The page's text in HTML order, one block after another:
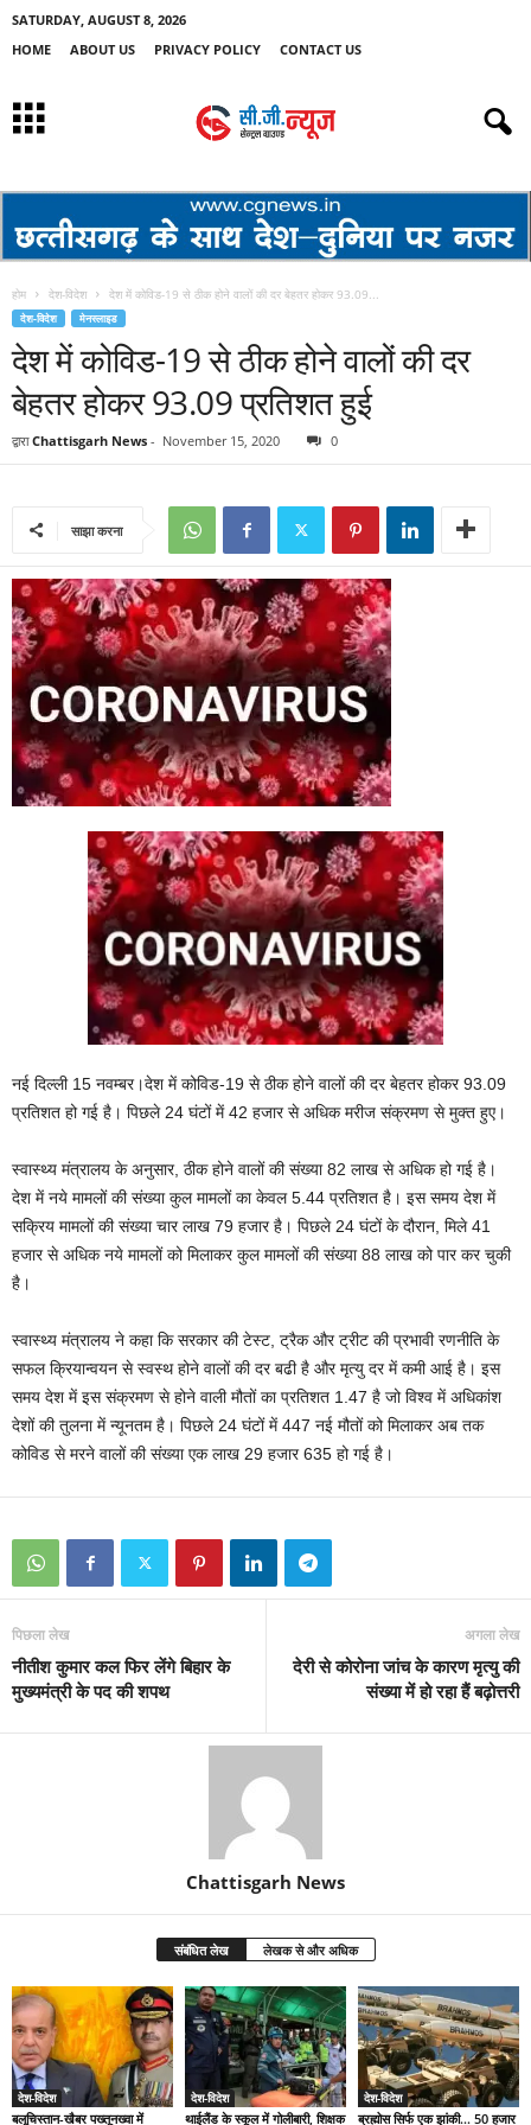
SATURDAY, AUGUST 8, 2026
HOME
ABOUT US PRIVACY POLICY CONTACT US
होम देश-विदेश देश में कोविड-19 से ठीक होने वालों की दर बेहतर होकर 93.09...
देश-विदेश मेनस्लाइड
देश में कोविड-19 से ठीक होने वालों की दर
बेहतर होकर 93.09 प्रतिशत हुई
द्वारा Chattisgarh News - November 15, 2020 0
साझा करना
नई दिल्ली 15 नवम्बर।देश में कोविड-19 से ठीक होने वालों की दर बेहतर होकर 93.09
प्रतिशत हो गई है। पिछले 24 घंटों में 42 हजार से अधिक मरीज संक्रमण से मुक्‍त हुए।
स्‍वास्‍थ्‍य मंत्रालय के अनुसार, ठीक होने वालों की संख्‍या 82 लाख से अधिक हो गई है।
देश में नये मामलों की संख्‍या कुल मामलों का केवल 5.44 प्रतिशत है। इस समय देश में
सक्रिय मामलों की संख्‍या चार लाख 79 हजार है। पिछले 24 घंटों के दौरान, मिले 41
हजार से अधिक नये मामलों को मिलाकर कुल मामलों की संख्‍या 88 लाख को पार कर चुकी
है।
स्‍वास्‍थ्‍य मंत्रालय ने कहा कि सरकार की टेस्‍ट, ट्रैक और ट्रीट की प्रभावी रणनीति के
सफल क्रियान्‍वयन से स्‍वस्‍थ होने वालों की दर बढी है और मृत्‍यु दर में कमी आई है। इस
समय देश में इस संक्रमण से होने वाली मौतों का प्रतिशत 1.47 है जो विश्‍व में अधिकांश
देशों की तुलना में न्‍यूनतम है। पिछले 24 घंटों में 447 नई मौतों को मिलाकर अब तक
कोविड से मरने वालों की संख्‍या एक लाख 29 हजार 635 हो गई है।
पिछला लेख
नीतीश कुमार कल फिर लेंगे बिहार के
मुख्यमंत्री के पद की शपथ
अगला लेख
देरी से कोरोना जांच के कारण मृत्यु की
संख्या में हो रहा हैं बढ़ोत्तरी
Chattisgarh News
संबंधित लेख लेखक से और अधिक
देश-विदेश
बलूचिस्तान-खैबर पख्तूनख्वा में
देश-विदेश
थाईलैंड के स्कूल में गोलीबारी, शिक्षक
देश-विदेश
ब्रह्मोस सिर्फ एक झांकी… 50 हजार